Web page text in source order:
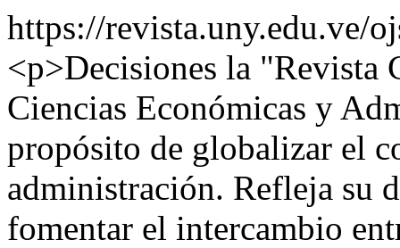
https://revista.uny.edu.ve/
<p>Decisiones la "Revista
Ciencias Económicas y
propósito de globalizar el
administración. Refleja su
fomentar el intercambio